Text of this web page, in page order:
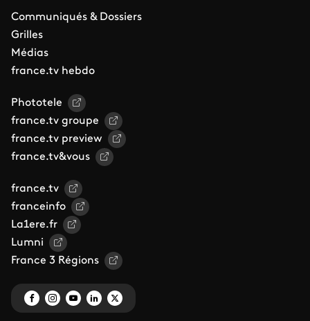
Communiqués & Dossiers
Grilles
Médias
france.tv hebdo
Phototele
france.tv groupe
france.tv preview
france.tv&vous
france.tv
franceinfo
La1ere.fr
Lumni
France 3 Régions